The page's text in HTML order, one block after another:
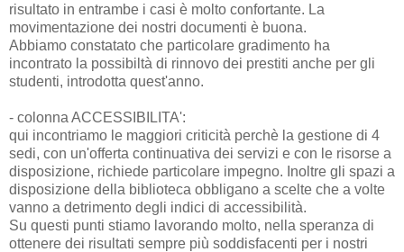
risultato in entrambe i casi è molto confortante. La
movimentazione dei nostri documenti è buona.
Abbiamo constatato che particolare gradimento ha
incontrato la possibiltà di rinnovo dei prestiti anche per gli
studenti, introdotta quest'anno.
- colonna ACCESSIBILITA':
qui incontriamo le maggiori criticità perchè la gestione di 4
sedi, con un'offerta continuativa dei servizi e con le risorse a
disposizione, richiede particolare impegno. Inoltre gli spazi a
disposizione della biblioteca obbligano a scelte che a volte
vanno a detrimento degli indici di accessibilità.
Su questi punti stiamo lavorando molto, nella speranza di
ottenere dei risultati sempre più soddisfacenti per i nostri